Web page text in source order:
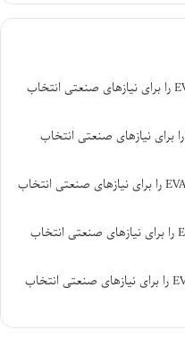
چگونه بهترین ورق فوم EVA را برای نیازهای صنعتی انتخاب
چگونه بهترین ورق فوم EVA را برای نیازهای صنعتی انتخاب
چگونه بهترین ورق فوم EVA را برای نیازهای صنعتی انتخاب
چگونه بهترین ورق فوم EVA را برای نیازهای صنعتی انتخاب
چگونه بهترین ورق فوم EVA را برای نیازهای صنعتی انتخاب